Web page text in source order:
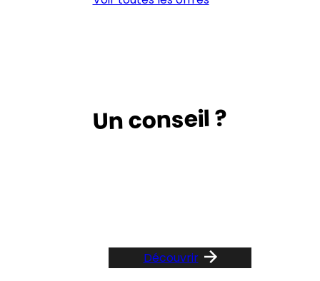
Un conseil ?
Découvrir